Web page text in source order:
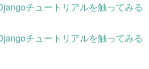
チュートリアルを触ってみる
チュートリアルを触ってみる